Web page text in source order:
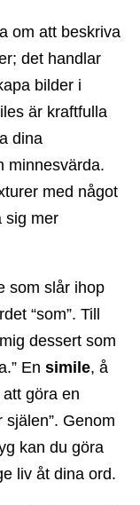
om att beskriva
det handlar
bilder i
är kraftfulla
dina
minnesvärda.
med något
sig mer
som slår ihop
“som”. Till
dessert som
En simile, å
göra en
själen”. Genom
kan du göra
liv åt dina ord.